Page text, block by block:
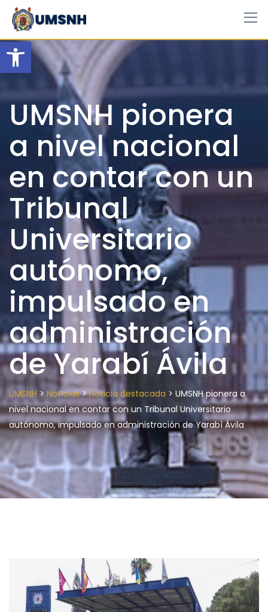
Open toolbar
Skip
content
UMSNH pionera
a nivel nacional
en contar con un
Tribunal
Universitario
autónomo,
impulsado en
administración
de Yarabí Ávila
UMSNH > Noticias>Noticia destacada > UMSNH pionera a
nivel nacional en contar con un Tribunal Universitario
autónomo, impulsado en administración de Yarabí Ávila